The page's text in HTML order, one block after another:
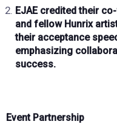
EJAE credited their
and fellow Hunrix
their acceptance
emphasizing
success.
Event Partnership